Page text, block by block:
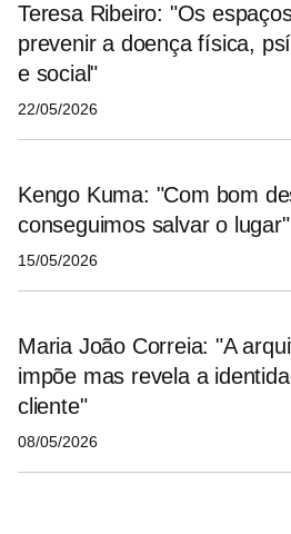
Teresa Ribeiro: "Os
prevenir a doença física,
e social"
22/05/2026
Kengo Kuma: "Com bom
conseguimos salvar o lugar"
15/05/2026
Maria João Correia: "A
impõe mas revela a
cliente"
08/05/2026